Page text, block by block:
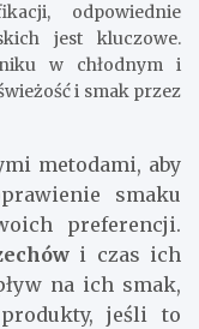
odpowiednie
jest kluczowe.
w chłodnym i
i smak przez
metodami, aby
smaku
preferencji.
i czas ich
na ich smak,
jeśli to